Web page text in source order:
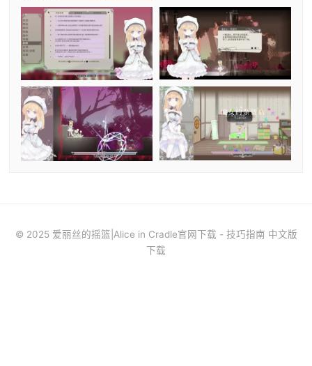
© 2025 爱丽丝的摇篮|Alice in Cradle官网下载 - 技巧指南 中文版
下载